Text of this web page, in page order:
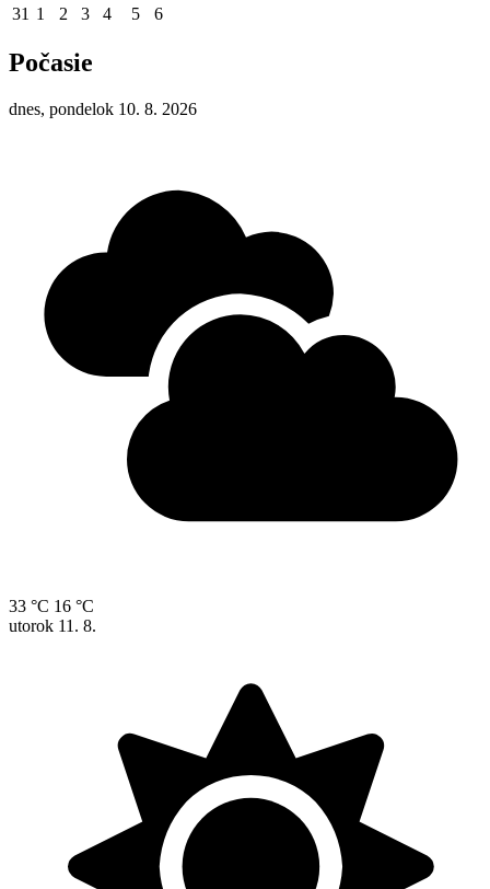
31 1 2 3 4 5 6
Počasie
dnes, pondelok 10. 8. 2026
33 °C 16 °C
utorok 11. 8.